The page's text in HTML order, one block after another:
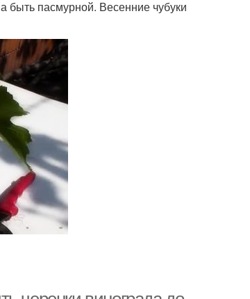
быть пасмурной. Весенние чубуки